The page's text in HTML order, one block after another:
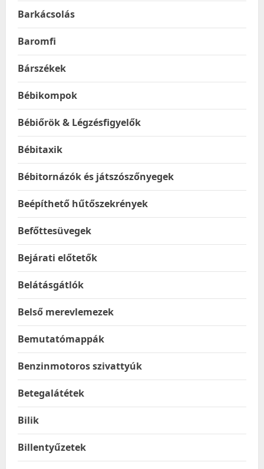
Barkácsolás
Baromfi
Bárszékek
Bébikompok
Bébiőrök & Légzésfigyelők
Bébitaxik
Bébitornázók és játszószőnyegek
Beépíthető hűtőszekrények
Befőttesüvegek
Bejárati előtetők
Belátásgátlók
Belső merevlemezek
Bemutatómappák
Benzinmotoros szivattyúk
Betegalátétek
Bilik
Billentyűzetek